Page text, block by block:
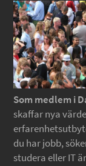
Som medlem i
skaffar nya
du har jobb,
studera eller IT